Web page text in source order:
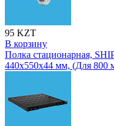
95 KZT
В корзину
Полка стационарная,
440х550х44 мм, (Для